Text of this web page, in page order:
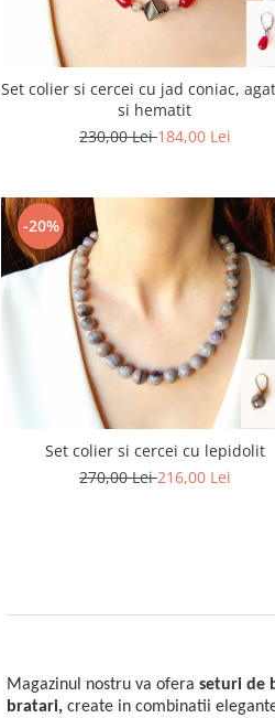
Set colier si cercei cu jad coniac,
si hematit
230,00 Lei184,00 Lei
-20%
Set colier si cercei cu lepidolit
270,00 Lei216,00 Lei
Magazinul nostru va ofera seturi de
bratari, create in combinatii